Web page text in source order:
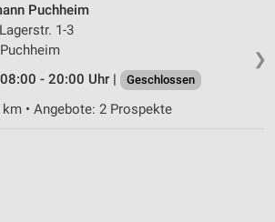
❯
Puchheim
1-3
- 20:00 Uhr |
Geschlossen
km • Angebote: 2 Prospekte